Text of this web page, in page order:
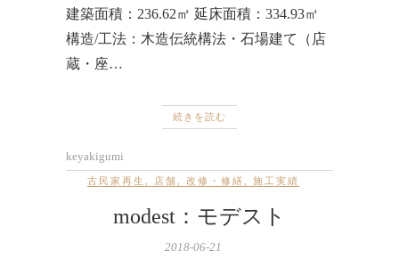
建築面積：236.62㎡ 延床面積：334.93㎡
構造/工法：木造伝統構法・石場建て（店
蔵・座…
続きを読む
keyakigumi
古民家再生 店舗 改修・修繕 施工実績
modest：モデスト
2018-06-21